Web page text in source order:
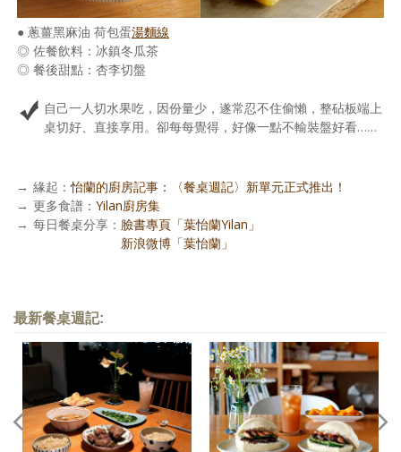
● 蔥薑黑麻油 荷包蛋湯麵線
◎ 佐餐飲料：冰鎮冬瓜茶
◎ 餐後甜點：杏李切盤
自己一人切水果吃，因份量少，遂常忍不住偷懶，整砧板端上
桌切好、直接享用。卻每每覺得，好像一點不輸裝盤好看……
→ 緣起：怡蘭的廚房記事：〈餐桌週記〉新單元正式推出！
→ 更多食譜： Yilan廚房集
→ 每日餐桌分享： 臉書專頁「葉怡蘭Yilan」
新浪微博「葉怡蘭」
最新餐桌週記: